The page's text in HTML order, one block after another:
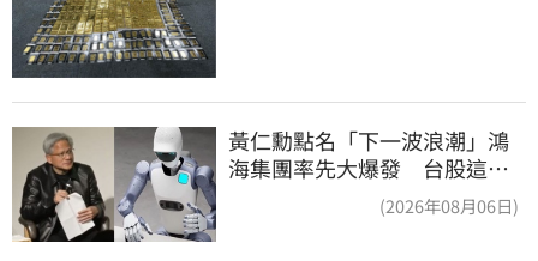
黃仁勳點名「下一波浪潮」鴻
海集團率先大爆發 台股這族
(2026年08月06日)